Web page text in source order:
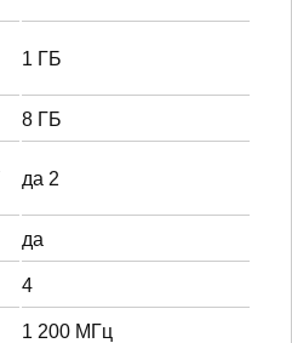
1 ГБ
8 ГБ
да 2
да
4
1 200 МГц